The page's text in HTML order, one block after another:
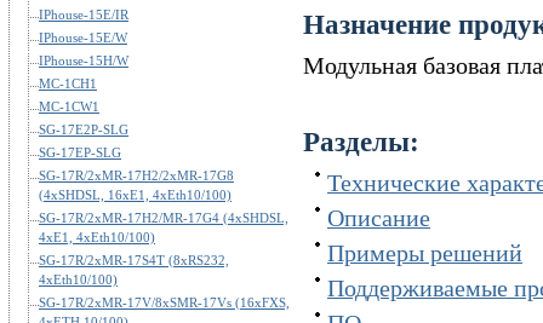
IPhouse-15E/IR
IPhouse-15E/W
IPhouse-15H/W
MC-1CH1
MC-1CW1
SG-17E2P-SLG
SG-17EP-SLG
SG-17R/2xMR-17H2/2xMR-17G8
(4xSHDSL, 16xE1, 4xEth10/100)
SG-17R/2xMR-17H2/MR-17G4 (4xSHDSL,
4xE1, 4xEth10/100)
SG-17R/2xMR-17S4T (8xRS232,
4xEth10/100)
SG-17R/2xMR-17V/8xSMR-17Vs (16xFXS,
Назначение
Модульная базовая
Разделы:
Технические
Описание
Примеры решений
Поддерживаемые